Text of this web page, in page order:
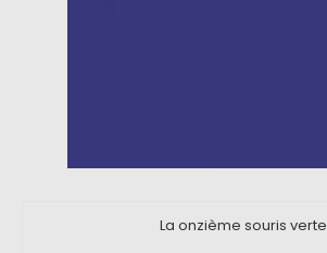
La onzième souris verte